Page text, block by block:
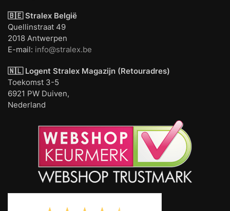
🇧🇪 Stralex België
Quellinstraat 49
2018 Antwerpen
E-mail: info@stralex.be
🇳🇱 Logent Stralex Magazijn (Retouradres)
Toekomst 3-5
6921 PW Duiven,
Nederland